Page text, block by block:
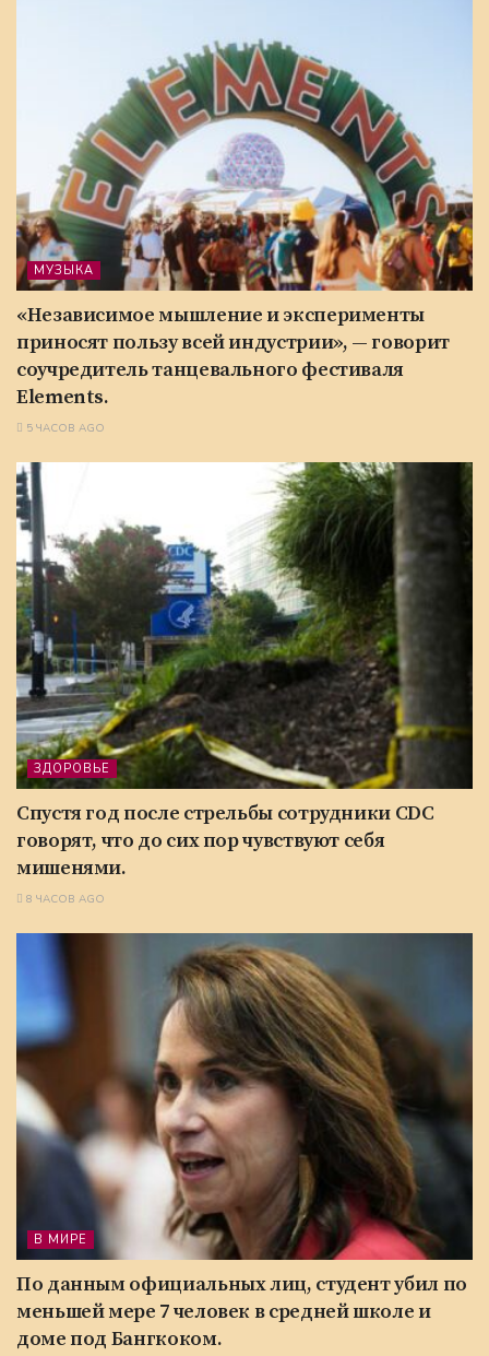
МУЗЫКА
«Независимое мышление и эксперименты
приносят пользу всей индустрии», — говорит
соучредитель танцевального фестиваля
Elements.
5 ЧАСОВ AGO
ЗДОРОВЬЕ
Спустя год после стрельбы сотрудники CDC
говорят, что до сих пор чувствуют себя
мишенями.
8 ЧАСОВ AGO
В МИРЕ
По данным официальных лиц, студент убил по
меньшей мере 7 человек в средней школе и
доме под Бангкоком.